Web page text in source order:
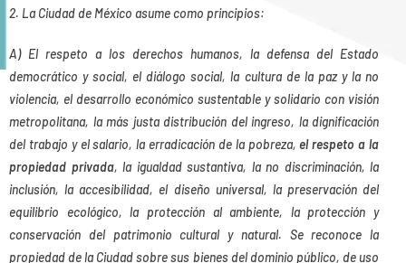
2. La Ciudad de México asume como principios:
A) El respeto a los derechos humanos, la defensa del Estado
democrático y social, el diálogo social, la cultura de la paz y la no
violencia, el desarrollo económico sustentable y solidario con visión
metropolitana, la más justa distribución del ingreso, la dignificación
del trabajo y el salario, la erradicación de la pobreza,el respeto a la
propiedad privada, la igualdad sustantiva, la no discriminación, la
inclusión, la accesibilidad, el diseño universal, la preservación del
equilibrio ecológico, la protección al ambiente, la protección y
conservación del patrimonio cultural y natural. Se reconoce la
propiedad de la Ciudad sobre sus bienes del dominio público, de uso